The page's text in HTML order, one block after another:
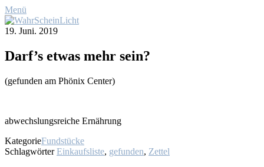
Menü
19. Juni. 2019
Darf’s et­was mehr sein?
(ge­fun­den am Phö­nix Cen­ter)
ab­wechs­lungs­rei­che Er­näh­rung
KategorieFundstücke
Schlagwörter Einkaufsliste, gefunden, Zettel